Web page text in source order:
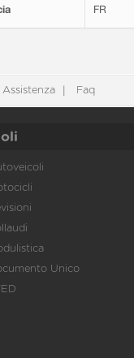
FR
Assistenza Faq
Unico